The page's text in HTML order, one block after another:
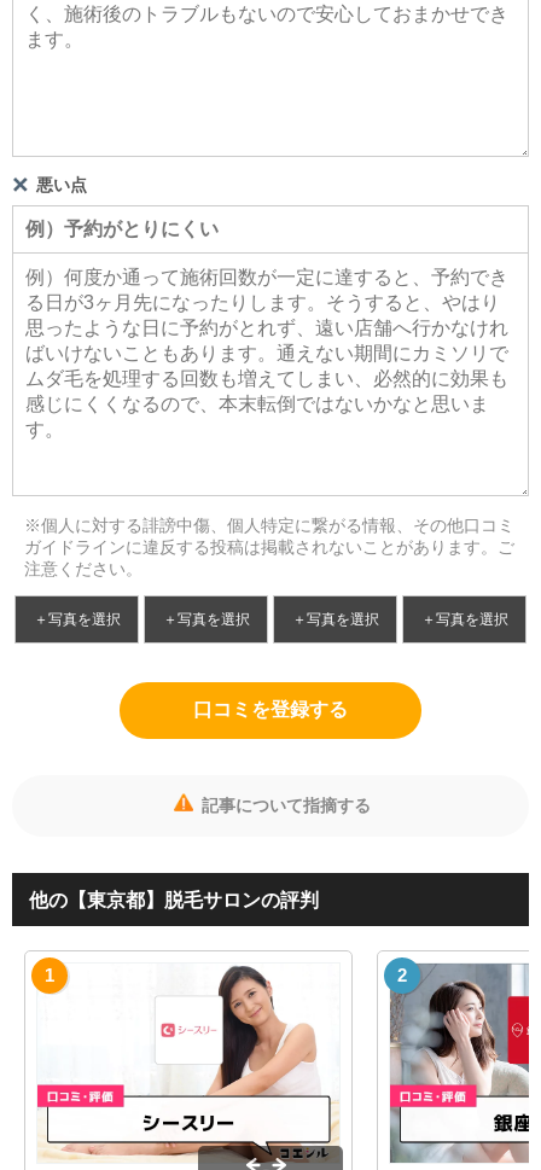
悪い点
※個人に対する誹謗中傷、個人特定に繋がる情報、その他口コミ
ガイドラインに違反する投稿は掲載されないことがあります。ご
注意ください。
＋写真を選択 ＋写真を選択 ＋写真を選択 ＋写真を選択
口コミを登録する
記事について指摘する
他の【東京都】脱毛サロンの評判